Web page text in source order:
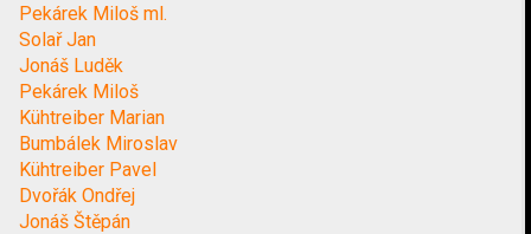
Pekárek Miloš ml.
Solař Jan
Jonáš Luděk
Pekárek Miloš
Kühtreiber Marian
Bumbálek Miroslav
Kühtreiber Pavel
Dvořák Ondřej
Jonáš Štěpán